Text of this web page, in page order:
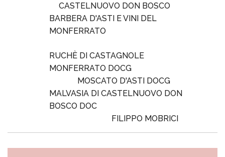
CASTELNUOVO DON BOSCO
BARBERA D'ASTI E VINI DEL
MONFERRATO
RUCHÈ DI CASTAGNOLE
MONFERRATO DOCG
MOSCATO D'ASTI DOCG
MALVASIA DI CASTELNUOVO DON
BOSCO DOC
FILIPPO MOBRICI